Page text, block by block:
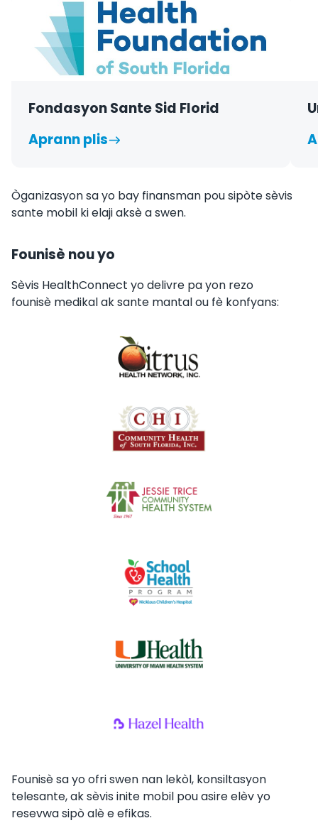
Fondasyon Sante Sid Florid
Aprann plis
Òganizasyon sa yo bay finansman pou sipòte sèvis
sante mobil ki elaji aksè a swen.
Founisè nou yo
Sèvis HealthConnect yo delivre pa yon rezo
founisè medikal ak sante mantal ou fè konfyans:
Founisè sa yo ofri swen nan lekòl, konsiltasyon
telesante, ak sèvis inite mobil pou asire elèv yo
resevwa sipò alè e efikas.